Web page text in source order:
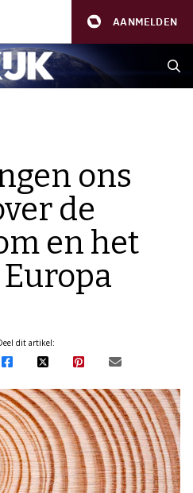
AANMELDEN
ons
de
en het
dit artikel: